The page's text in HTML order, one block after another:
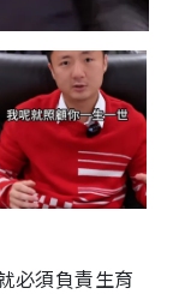
必須負責生育